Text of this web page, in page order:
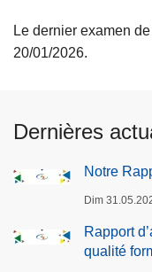
Le dernier examen
20/01/2026.
Dernières
Notre
Dim
Rapport
qualité